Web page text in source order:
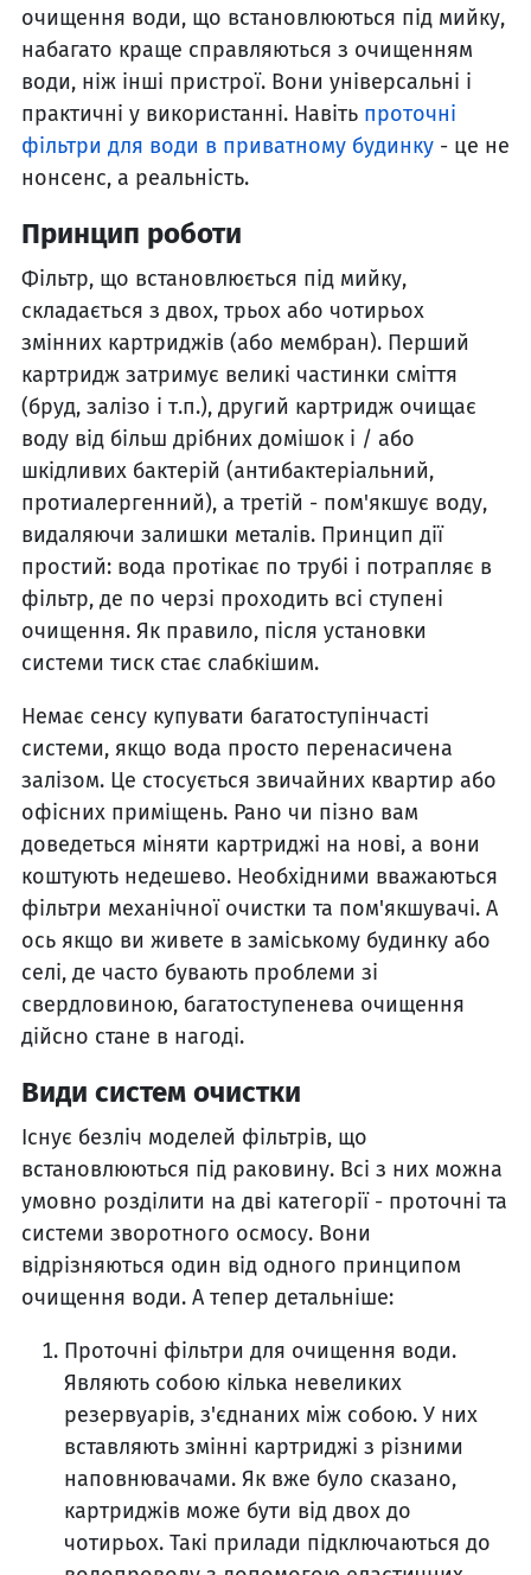
очищення води, що встановлюються під мийку,
набагато краще справляються з очищенням
води, ніж інші пристрої. Вони універсальні і
практичні у використанні. Навіть проточні
фільтри для води в приватному будинку - це не
нонсенс, а реальність.
Принцип роботи
Фільтр, що встановлюється під мийку,
складається з двох, трьох або чотирьох
змінних картриджів (або мембран). Перший
картридж затримує великі частинки сміття
(бруд, залізо і т.п.), другий картридж очищає
воду від більш дрібних домішок і / або
шкідливих бактерій (антибактеріальний,
протиалергенний), а третій - пом'якшує воду,
видаляючи залишки металів. Принцип дії
простий: вода протікає по трубі і потрапляє в
фільтр, де по черзі проходить всі ступені
очищення. Як правило, після установки
системи тиск стає слабкішим.
Немає сенсу купувати багатоступінчасті
системи, якщо вода просто перенасичена
залізом. Це стосується звичайних квартир або
офісних приміщень. Рано чи пізно вам
доведеться міняти картриджі на нові, а вони
коштують недешево. Необхідними вважаються
фільтри механічної очистки та пом'якшувачі. А
ось якщо ви живете в заміському будинку або
селі, де часто бувають проблеми зі
свердловиною, багатоступенева очищення
дійсно стане в нагоді.
Види систем очистки
Існує безліч моделей фільтрів, що
встановлюються під раковину. Всі з них можна
умовно розділити на дві категорії - проточні та
системи зворотного осмосу. Вони
відрізняються один від одного принципом
очищення води. А тепер детальніше:
Проточні фільтри для очищення води.
Являють собою кілька невеликих
резервуарів, з'єднаних між собою. У них
вставляють змінні картриджі з різними
наповнювачами. Як вже було сказано,
картриджів може бути від двох до
чотирьох. Такі прилади підключаються до